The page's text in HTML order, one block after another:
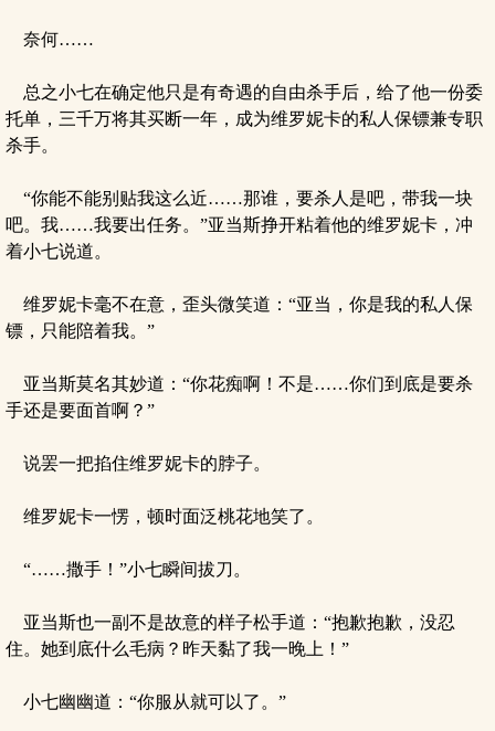
奈何……
总之小七在确定他只是有奇遇的自由杀手后，给了他一份委
托单，三千万将其买断一年，成为维罗妮卡的私人保镖兼专职
杀手。
“你能不能别贴我这么近……那谁，要杀人是吧，带我一块
吧。我……我要出任务。”亚当斯挣开粘着他的维罗妮卡，冲
着小七说道。
维罗妮卡毫不在意，歪头微笑道：“亚当，你是我的私人保
镖，只能陪着我。”
亚当斯莫名其妙道：“你花痴啊！不是……你们到底是要杀
手还是要面首啊？”
说罢一把掐住维罗妮卡的脖子。
维罗妮卡一愣，顿时面泛桃花地笑了。
“……撒手！”小七瞬间拔刀。
亚当斯也一副不是故意的样子松手道：“抱歉抱歉，没忍
住。她到底什么毛病？昨天黏了我一晚上！”
小七幽幽道：“你服从就可以了。”